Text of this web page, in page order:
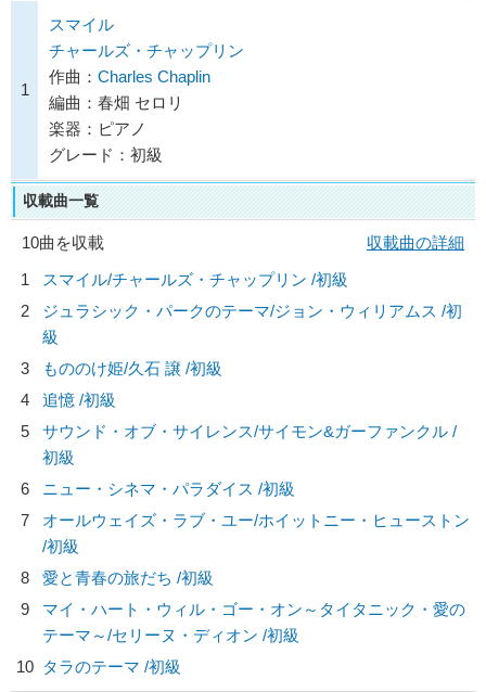
1
スマイル
チャールズ・チャップリン
作曲： Charles Chaplin
編曲：春畑 セロリ
楽器：ピアノ
グレード：初級
収載曲一覧
10曲を収載
収載曲の詳細
1
スマイル/チャールズ・チャップリン /初級
2
ジュラシック・パークのテーマ/ジョン・ウィリアムス /初
級
3
もののけ姫/久石 譲 /初級
4
追憶 /初級
5
サウンド・オブ・サイレンス/サイモン&ガーファンクル /
初級
6
ニュー・シネマ・パラダイス /初級
7
オールウェイズ・ラブ・ユー/ホイットニー・ヒューストン
/初級
8
愛と青春の旅だち /初級
9
マイ・ハート・ウィル・ゴー・オン～タイタニック・愛の
テーマ～/セリーヌ・ディオン /初級
10 タラのテーマ /初級